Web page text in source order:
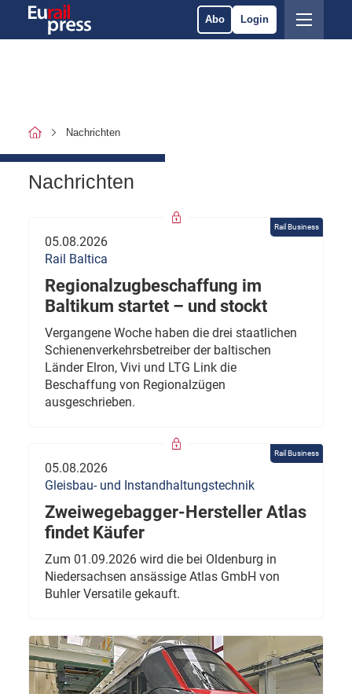
Abo Login
Nachrichten
Nachrichten
Rail Business
05.08.2026
Rail Baltica
Regionalzugbeschaffung im
Baltikum startet – und stockt
Vergangene Woche haben die drei staatlichen
Schienenverkehrsbetreiber der baltischen
Länder Elron, Vivi und LTG Link die
Beschaffung von Regionalzügen
ausgeschrieben.
Rail Business
05.08.2026
Gleisbau- und Instandhaltungstechnik
Zweiwegebagger-Hersteller Atlas
findet Käufer
Zum 01.09.2026 wird die bei Oldenburg in
Niedersachsen ansässige Atlas GmbH von
Buhler Versatile gekauft.